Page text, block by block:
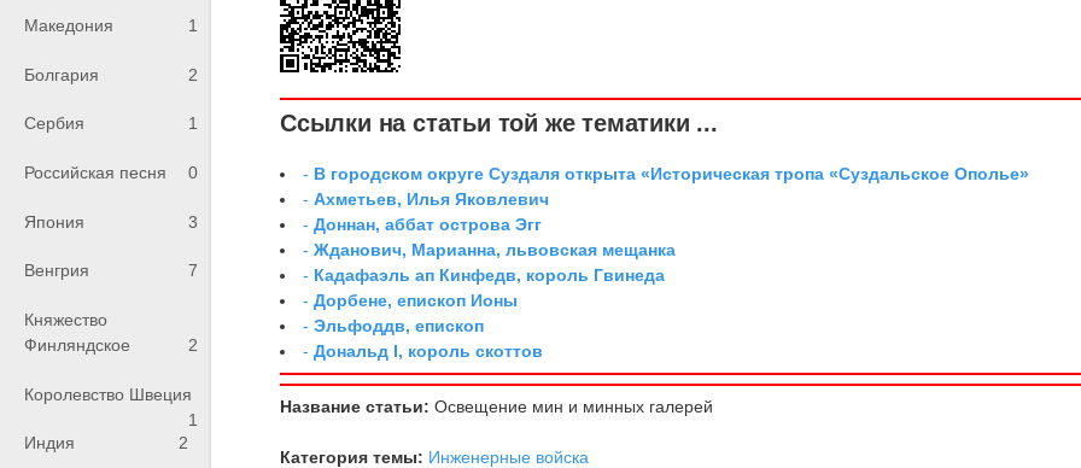
Македония 1
Болгария 2
Сербия 1
Российская песня 0
Япония 3
Венгрия 7
Княжество
Финляндское
2
Королевство Швеция
1
Индия
2
Ссылки на статьи той же тематики ...
- В городском округе Суздаля открыта «Историческая тропа «Суздальское Ополье»
-Ахметьев, Илья Яковлевич
-Доннан, аббат острова Эгг
-Жданович, Марианна, львовская мещанка
- Кадафаэль ап Кинфедв, король Гвинеда
-Дорбене, епископ Ионы
-Эльфоддв, епископ
-Дональд I, король скоттов
Название статьи: Освещение мин и минных галерей
Категория темы: Инженерные войска